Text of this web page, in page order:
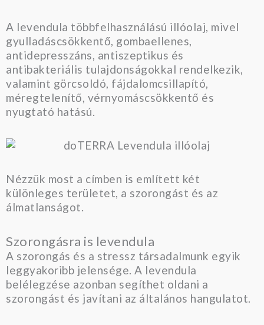
A levendula többfelhasználású illóolaj, mivel
gyulladáscsökkentő, gombaellenes,
antidepresszáns, antiszeptikus és
antibakteriális tulajdonságokkal rendelkezik,
valamint görcsoldó, fájdalomcsillapító,
méregtelenítő, vérnyomáscsökkentő és
nyugtató hatású.
Nézzük most a címben is említett két
különleges területet, a szorongást és az
álmatlanságot.
Szorongásra is levendula
A szorongás és a stressz társadalmunk egyik
leggyakoribb jelensége. A levendula
belélegzése azonban segíthet oldani a
szorongást és javítani az általános hangulatot.